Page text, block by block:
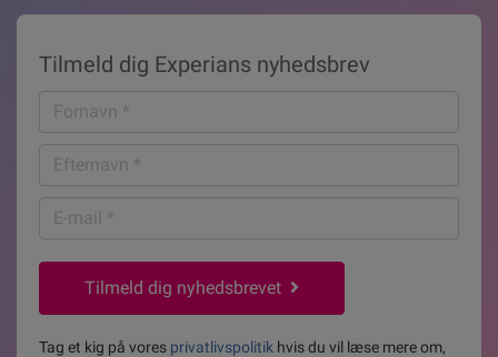
Tilmeld dig Experians nyhedsbrev
Fornavn
*
Efternavn
*
mail
*
Tilmeld dig nyhedsbrevet
Tag et kig på vores privatlivspolitik hvis du vil læse mere om,